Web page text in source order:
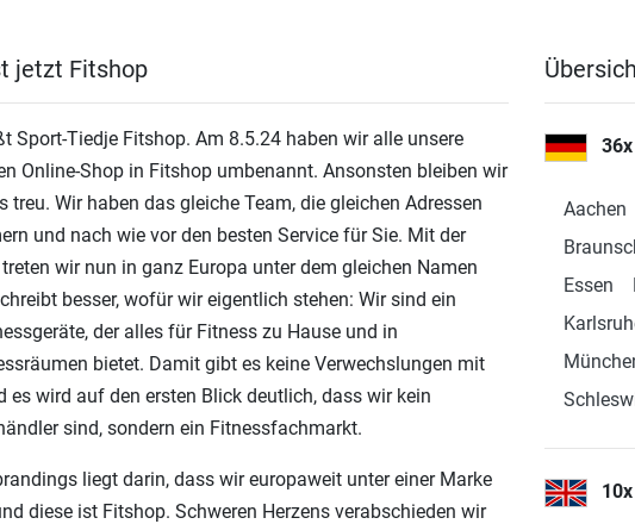
Uhr geöffnet
Uhr geöffnet
4,9 / 5(787)
Uhr geöffnet
4,9 / 5(668)
jetzt Fitshop
Sport-Tiedje Fitshop. Am 8.5.24 haben wir alle unsere
Online-Shop in Fitshop umbenannt. Ansonsten bleiben wir
treu. Wir haben das gleiche Team, die gleichen Adressen
und nach wie vor den besten Service für Sie. Mit der
wir nun in ganz Europa unter dem gleichen Namen
besser, wofür wir eigentlich stehen: Wir sind ein
der alles für Fitness zu Hause und in
bietet. Damit gibt es keine Verwechslungen mit
es wird auf den ersten Blick deutlich, dass wir kein
sind, sondern ein Fitnessfachmarkt.
liegt darin, dass wir europaweit unter einer Marke
diese ist Fitshop. Schweren Herzens verabschieden wir
Aachen
Essen